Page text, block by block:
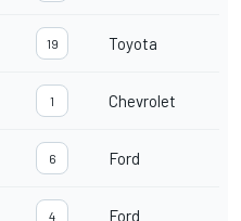
19 Toyota
1 Chevrolet
6 Ford
4 Ford